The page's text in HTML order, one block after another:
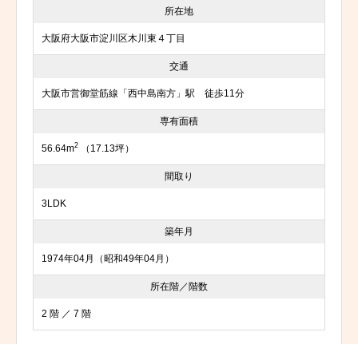
所在地
大阪府大阪市淀川区木川東４丁目
交通
大阪市営御堂筋線「西中島南方」駅 徒歩11分
専有面積
56.64m2 （17.13坪）
間取り
3LDK
築年月
1974年04月（昭和49年04月）
所在階／階数
2 階 ／ 7 階